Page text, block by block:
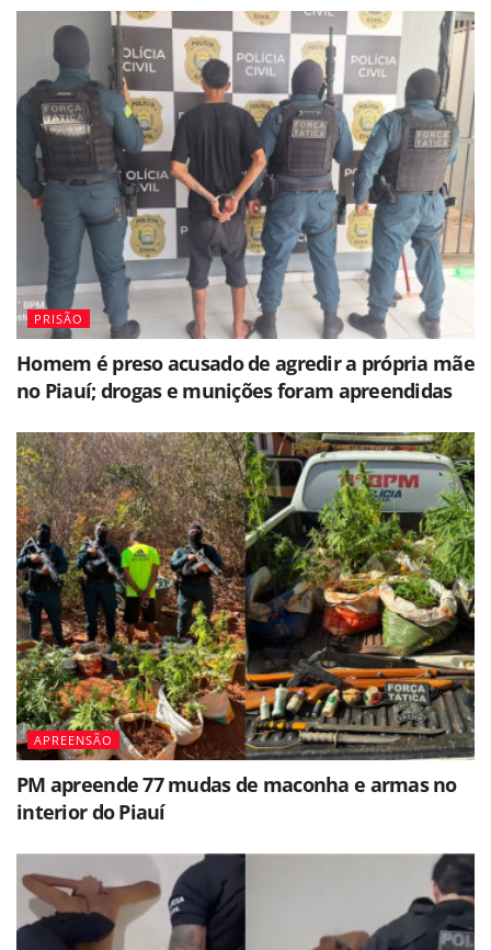
PRISÃO
Homem é preso acusado de agredir a própria mãe
no Piauí; drogas e munições foram apreendidas
APREENSÃO
PM apreende 77 mudas de maconha e armas no
interior do Piauí